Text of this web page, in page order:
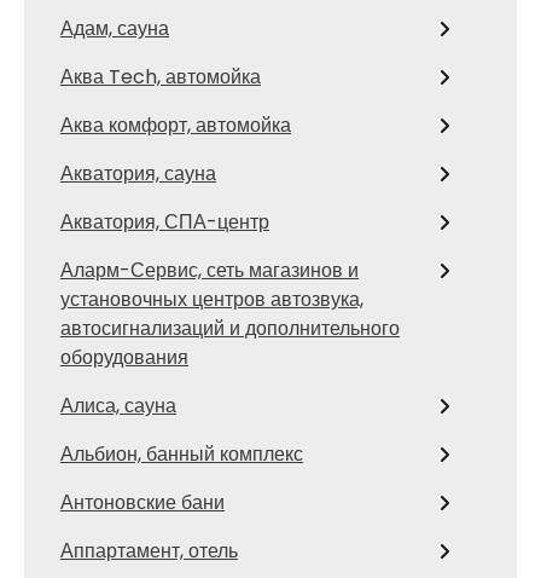
Адам, сауна
Аква Tech, автомойка
Аква комфорт, автомойка
Акватория, сауна
Акватория, СПА-центр
Аларм-Сервис, сеть магазинов и
установочных центров автозвука,
автосигнализаций и дополнительного
оборудования
Алиса, сауна
Альбион, банный комплекс
Антоновские бани
Аппартамент, отель